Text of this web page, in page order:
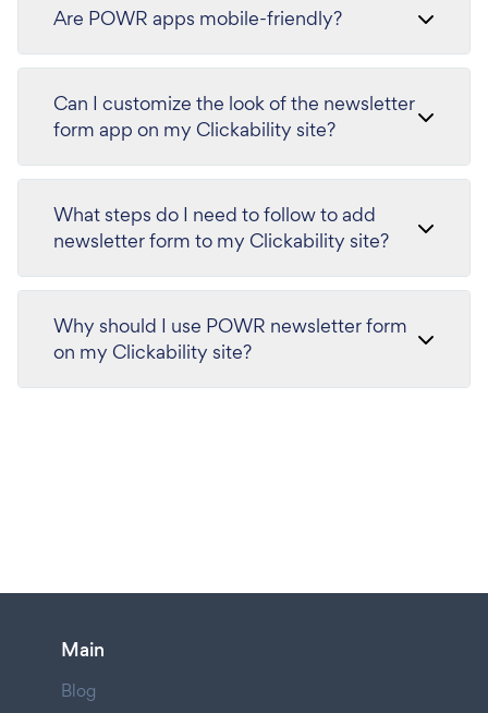
Are POWR apps mobile-friendly?
Can I customize the look of the newsletter
form app on my Clickability site?
What steps do I need to follow to add
newsletter form to my Clickability site?
Why should I use POWR newsletter form
on my Clickability site?
Main
Blog